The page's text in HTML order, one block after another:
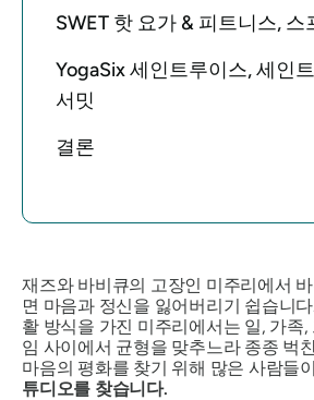
SWET 핫 요가 & 피트니스, 스
YogaSix 세인트루이스, 세인
서밋
결론
재즈와 바비큐의 고장인 미주리에서
면 마음과 정신을 잃어버리기 쉽습니
활 방식을 가진 미주리에서는 일, 가족
임 사이에서 균형을 맞추느라 종종 벅
마음의 평화를 찾기 위해 많은 사람들이
튜디오를 찾습니다.